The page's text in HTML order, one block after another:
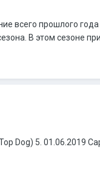
всего прошлого
В этом сезоне
Dog) 5. 01.06.2019